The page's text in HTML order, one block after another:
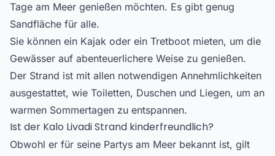
Tage am Meer genießen möchten. Es gibt genug
Sandfläche für alle.
Sie können ein Kajak oder ein Tretboot mieten, um die
Gewässer auf abenteuerlichere Weise zu genießen.
Der Strand ist mit allen notwendigen Annehmlichkeiten
ausgestattet, wie Toiletten, Duschen und Liegen, um an
warmen Sommertagen zu entspannen.
Ist der Kalo Livadi Strand kinderfreundlich?
Obwohl er für seine Partys am Meer bekannt ist, gilt